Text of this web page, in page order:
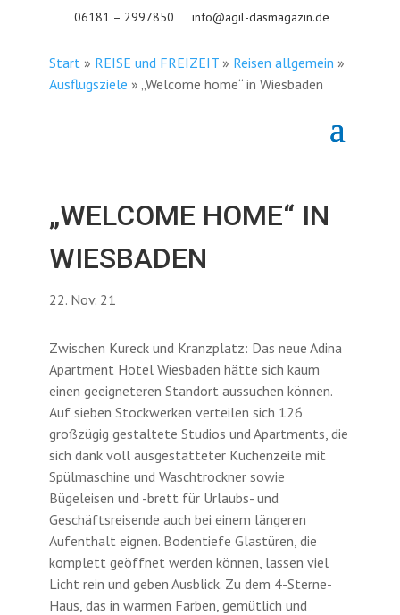
06181 – 2997850 info@agil-dasmagazin.de
Start» REISE und FREIZEIT» Reisen allgemein »
Ausflugsziele » „Welcome home“ in Wiesbaden
„WELCOME HOME“ IN
WIESBADEN
22. Nov. 21
Zwischen Kureck und Kranzplatz: Das neue Adina
Apartment Hotel Wiesbaden hätte sich kaum
einen geeigneteren Standort aussuchen können.
Auf sieben Stockwerken verteilen sich 126
großzügig gestaltete Studios und Apartments, die
sich dank voll ausgestatteter Küchenzeile mit
Spülmaschine und Waschtrockner sowie
Bügeleisen und -brett für Urlaubs- und
Geschäftsreisende auch bei einem längeren
Aufenthalt eignen. Bodentiefe Glastüren, die
komplett geöffnet werden können, lassen viel
Licht rein und geben Ausblick. Zu dem 4-Sterne-
Haus, das in warmen Farben, gemütlich und